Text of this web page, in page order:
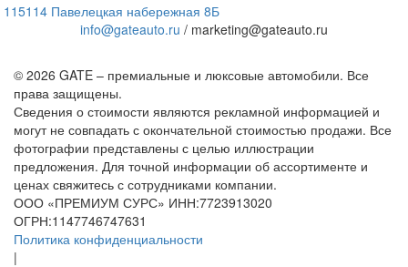
115114 Павелецкая набережная 8Б
info@gateauto.ru / marketing@gateauto.ru
© 2026 GATE – премиальные и люксовые автомобили. Все
права защищены.
Сведения о стоимости являются рекламной информацией и
могут не совпадать с окончательной стоимостью продажи. Все
фотографии представлены с целью иллюстрации
предложения. Для точной информации об ассортименте и
ценах свяжитесь с сотрудниками компании.
ООО «ПРЕМИУМ СУРС» ИНН:7723913020
ОГРН:1147746747631
Политика конфиденциальности
|